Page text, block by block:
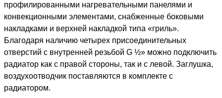
профилированными нагревательными панелями и
конвекционными элементами, снабженные боковыми
накладками и верхней накладкой типа «гриль».
Благодаря наличию четырех присоединительных
отверстий с внутренней резьбой G ½» можно подключить
радиатор как с правой стороны, так и с левой. Заглушка,
воздухоотводчик поставляются в комплекте с
радиатором.